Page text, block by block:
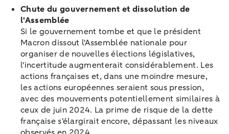
Chute du gouvernement et dissolution de
l'Assemblée
Si le gouvernement tombe et que le président
Macron dissout l'Assemblée nationale pour
organiser de nouvelles élections législatives,
l'incertitude augmenterait considérablement. Les
actions françaises et, dans une moindre mesure,
les actions européennes seraient sous pression,
avec des mouvements potentiellement similaires à
ceux de juin 2024. La prime de risque de la dette
française s'élargirait encore, dépassant les niveaux